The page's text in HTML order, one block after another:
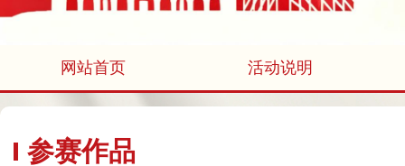
网站首页 活动说明
参赛作品